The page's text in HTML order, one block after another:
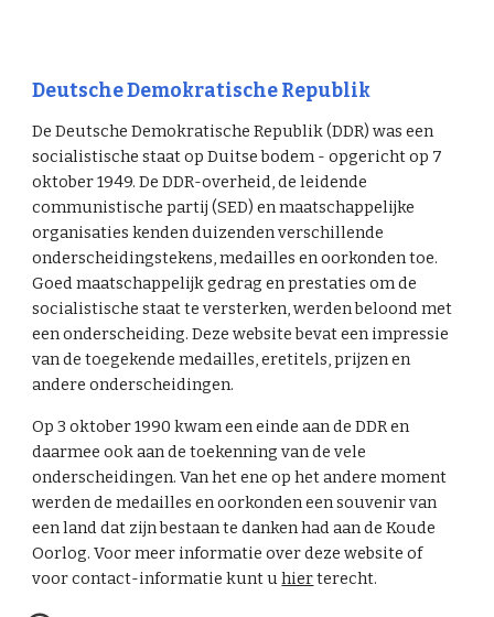
Deutsche Demokratische Republik
De Deutsche Demokratische Republik (DDR) was een
socialistische staat op Duitse bodem - opgericht op 7
oktober 1949. De DDR-overheid, de leidende
communistische partij (SED) en maatschappelijke
organisaties kenden duizenden verschillende
onderscheidingstekens, medailles en oorkonden toe.
Goed maatschappelijk gedrag en prestaties om de
socialistische staat te versterken, werden beloond met
een onderscheiding. Deze website bevat een impressie
van de toegekende medailles, eretitels, prijzen en
andere onderscheidingen.
Op 3 oktober 1990 kwam een einde aan de DDR en
daarmee ook aan de toekenning van de vele
onderscheidingen. Van het ene op het andere moment
werden de medailles en oorkonden een souvenir van
een land dat zijn bestaan te danken had aan de Koude
Oorlog. Voor meer informatie over deze website of
voor contact-informatie kunt uhierterecht.